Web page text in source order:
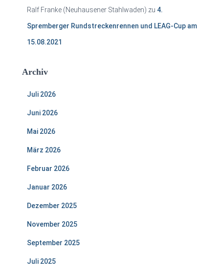
Ralf Franke (Neuhausener Stahlwaden) zu 4.
Spremberger Rundstreckenrennen und LEAG-Cup am
15.08.2021
Archiv
Juli 2026
Juni 2026
Mai 2026
März 2026
Februar 2026
Januar 2026
Dezember 2025
November 2025
September 2025
Juli 2025